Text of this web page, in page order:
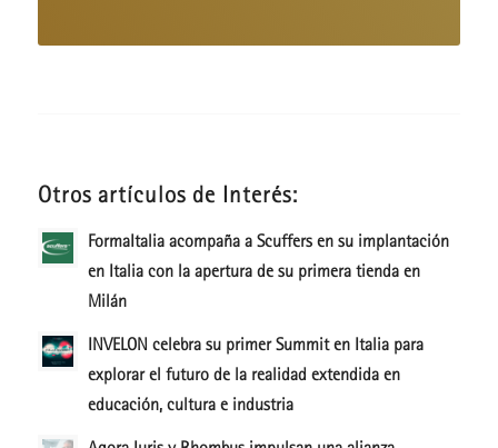
Otros artículos de Interés:
FormaItalia acompaña a Scuffers en su implantación
en Italia con la apertura de su primera tienda en
Milán
INVELON celebra su primer Summit en Italia para
explorar el futuro de la realidad extendida en
educación, cultura e industria